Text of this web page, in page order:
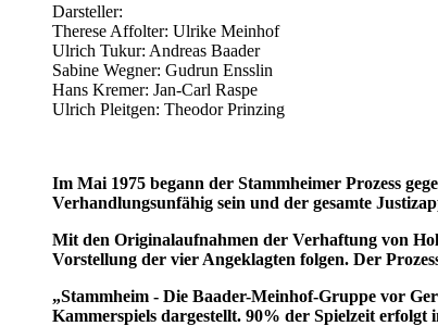
Darsteller:
Therese Affolter: Ulrike Meinhof
Ulrich Tukur: Andreas Baader
Sabine Wegner: Gudrun Ensslin
Hans Kremer: Jan-Carl Raspe
Ulrich Pleitgen: Theodor Prinzing
Im Mai 1975 begann der Stammheimer Prozess
Verhandlungsunfähig sein und der gesamte
Mit den Originalaufnahmen der Verhaftung von
Vorstellung der vier Angeklagten folgen. Der
„Stammheim - Die Baader-Meinhof-Gruppe vor
Kammerspiels dargestellt. 90% der Spielzeit